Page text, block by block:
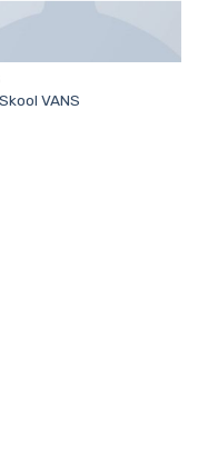
VANS